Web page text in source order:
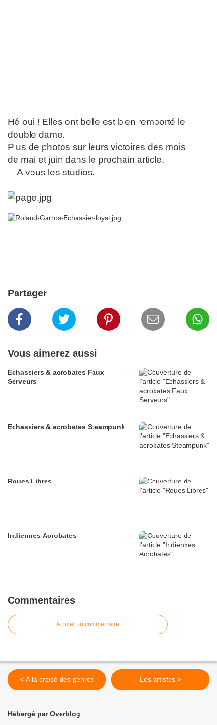
Hé oui ! Elles ont belle est bien remporté le
double dame.
Plus de photos sur leurs victoires des mois
de mai et juin dans le prochain article.
A vous les studios.
Partager
Vous aimerez aussi
Echassiers & acrobates Faux
Serveurs
Echassiers & acrobates Steampunk
Roues Libres
Indiennes Acrobates
Commentaires
Ajouter un commentaire
< A la croisé des genres Les artistes >
Hébergé par Overblog